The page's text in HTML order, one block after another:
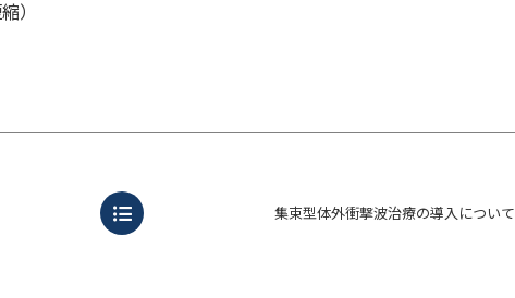
）
集束型体外衝撃波治療の導入について